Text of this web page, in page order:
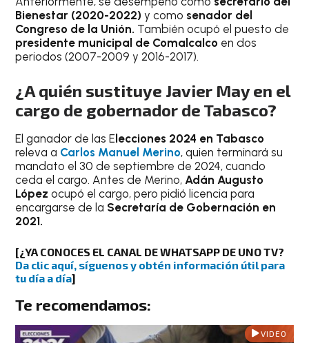
Bienestar (2020-2022) y como senador del
Congreso de la Unión. También ocupó el puesto de
presidente municipal de Comalcalco en dos
periodos (2007-2009 y 2016-2017).
¿A quién sustituye Javier May en el
cargo de gobernador de Tabasco?
El ganador de las Elecciones 2024 en Tabasco
releva a Carlos Manuel Merino, quien terminará su
mandato el 30 de septiembre de 2024, cuando
ceda el cargo. Antes de Merino, Adán Augusto
Lópezocupó el cargo, pero pidió licencia para
encargarse de la Secretaría de Gobernación en
2021.
[¿YA CONOCES EL CANAL DE WHATSAPP DE UNO TV?
Da clic aquí, síguenos y obtén información útil para
tu día a día]
Te recomendamos:
VIDEO